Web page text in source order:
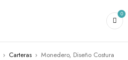
0
› Carteras › Monedero, Diseño Costura